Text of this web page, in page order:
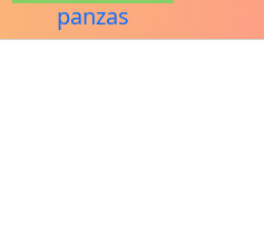
panzas